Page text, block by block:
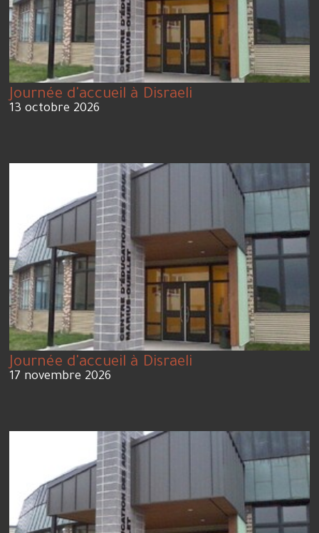
Journée d'accueil à Disraeli
13 octobre 2026
Journée d'accueil à Disraeli
17 novembre 2026